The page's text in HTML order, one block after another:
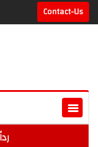
Contact-Us